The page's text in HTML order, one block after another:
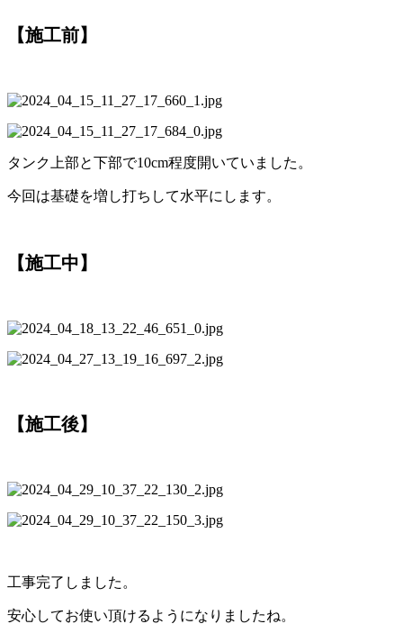
【施工前】
タンク上部と下部で10cm程度開いていました。
今回は基礎を増し打ちして水平にします。
【施工中】
【施工後】
工事完了しました。
安心してお使い頂けるようになりましたね。